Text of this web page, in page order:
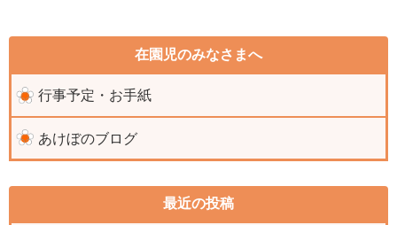
在園児のみなさまへ
行事予定・お手紙
あけぼのブログ
最近の投稿